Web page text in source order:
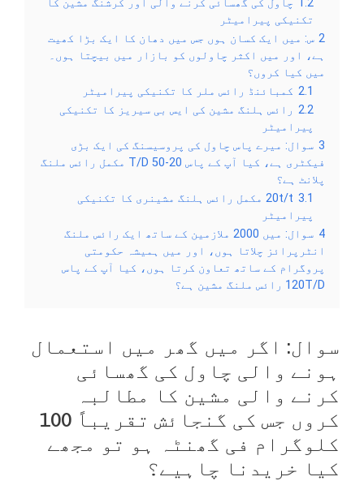
1.2 چاول کی گھسائی کرنے والی اور کرشنگ مشین کا
تکنیکی پیرامیٹر
2 س: میں ایک کسان ہوں جس میں دھان کا ایک بڑا کھیت
ہے، اور میں اکثر چاولوں کو بازار میں بیچتا ہوں۔
میں کیا کروں؟
2.1 کمبائنڈ رائس ملر کا تکنیکی پیرامیٹر
2.2 رائس ہلنگ مشین کی ایس بی سیریز کا تکنیکی
پیرامیٹر
3 سوال: میرے پاس چاول کی پروسیسنگ کی ایک بڑی
فیکٹری ہے، کیا آپ کے پاس 20-50 T/D مکمل رائس ملنگ
پلانٹ ہے؟
3.1
20t/t مکمل رائس ہلنگ مشینری کا تکنیکی
پیرامیٹر
4
سوال: میں 2000 ملازمین کے ساتھ ایک رائس ملنگ
انٹرپرائز چلاتا ہوں، اور میں ہمیشہ حکومتی
پروگرام کے ساتھ تعاون کرتا ہوں، کیا آپ کے پاس
120T/D رائس ملنگ مشین ہے؟
سوال: اگر میں گھر میں استعمال
ہونے والی چاول کی گھسائی
کرنے والی مشین کا مطالبہ
کروں جس کی گنجائش تقریباً 100
کلوگرام فی گھنٹہ ہو تو مجھے
کیا خریدنا چاہیے؟